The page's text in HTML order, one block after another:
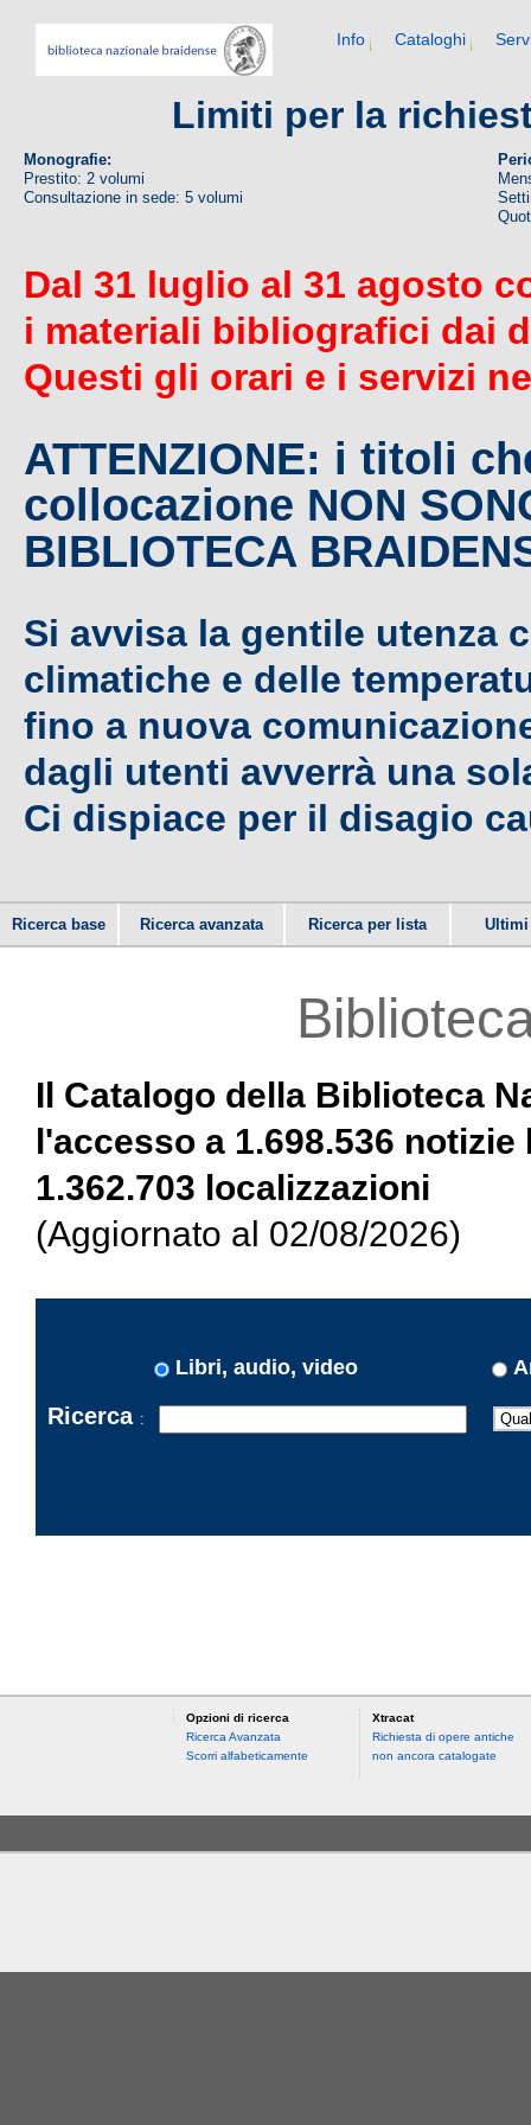
Info Cataloghi
Limiti per la
Monografie:
Prestito: 2 volumi
Consultazione in sede: 5 volumi
Dal 31 luglio al 31 agosto
i materiali bibliografici dai
Questi gli orari e i servizi
ATTENZIONE: i titoli
collocazione NON
BIBLIOTECA
Si avvisa la gentile utenza
climatiche e delle
fino a nuova
dagli utenti avverrà una
Ci dispiace per il disagio
Ricerca base Ricerca avanzata Ricerca per lista
Il Catalogo della Biblioteca
l'accesso a 1.698.536
1.362.703 localizzazioni
(Aggiornato al 02/08/2026)
Libri, audio, video
Ricerca :
Opzioni di ricerca
Ricerca Avanzata
Scorri alfabeticamente
Xtracat
Richiesta di opere antiche
non ancora catalogate